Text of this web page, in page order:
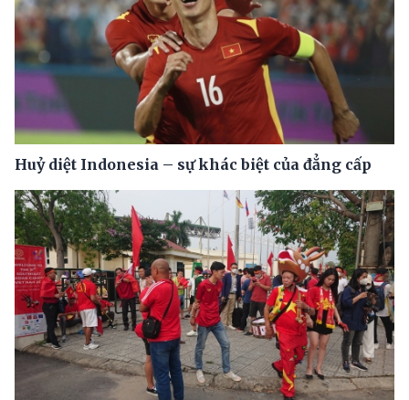
Huỷ diệt Indonesia – sự khác biệt của đẳng cấp